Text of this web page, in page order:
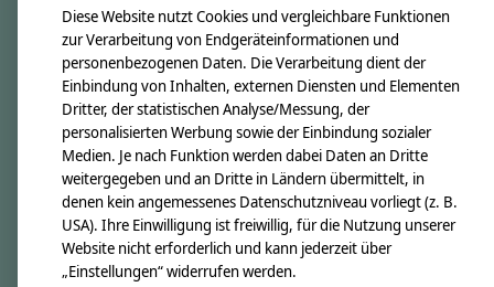
Nähkästchen
Unsere Stoffe
Impressum
Informationen
Kontakt
Versandkosten & Rücksendungen
Zahlungsarten
Diese Website nutzt Cookies und vergleichbare Funktionen
zur Verarbeitung von Endgeräteinformationen und
personenbezogenen Daten. Die Verarbeitung dient der
Einbindung von Inhalten, externen Diensten und Elementen
Dritter, der statistischen Analyse/Messung, der
personalisierten Werbung sowie der Einbindung sozialer
Medien. Je nach Funktion werden dabei Daten an Dritte
weitergegeben und an Dritte in Ländern übermittelt, in
denen kein angemessenes Datenschutzniveau vorliegt (z. B.
USA). Ihre Einwilligung ist freiwillig, für die Nutzung unserer
Website nicht erforderlich und kann jederzeit über
„Einstellungen“ widerrufen werden.